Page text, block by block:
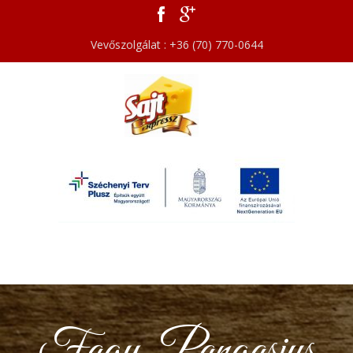
Vevőszolgálat : +36 (70) 770-0644